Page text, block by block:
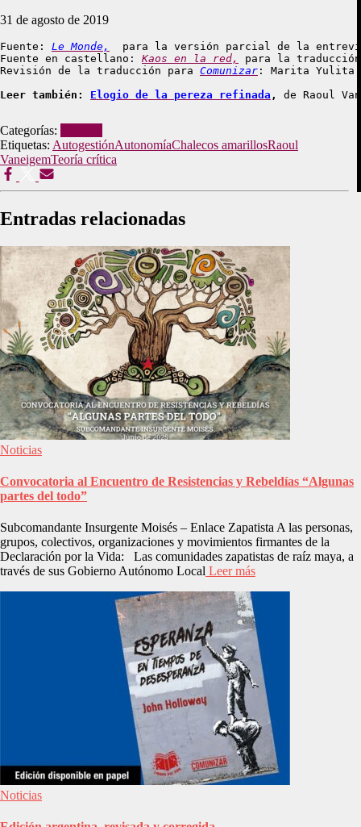
31 de agosto de 2019
Fuente: Le Monde,
para la versión parcial de la
Fuente en castellano: Kaos en la red,
para la
Revisión de la traducción para Comunizar : Marita Yulita
Leer también: Elogio de la pereza refinada , de Raoul
Categorías:
Etiquetas: AutogestiónAutonomíaChalecos amarillosRaoul
VaneigemTeoría crítica
Entradas relacionadas
Noticias
Convocatoria al Encuentro de Resistencias y Rebeldías “Algunas
partes del todo”
Subcomandante Insurgente Moisés – Enlace Zapatista A las personas,
grupos, colectivos, organizaciones y movimientos firmantes de la
Declaración por la Vida: Las comunidades zapatistas de raíz maya, a
través de sus Gobierno Autónomo Local Leer más
Noticias